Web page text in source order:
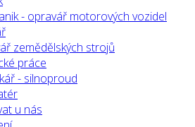
- opravář motorových vozidel
zemědělských strojů
práce
- silnoproud
u nás